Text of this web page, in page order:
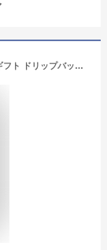
カフェインレス コーヒー 10g 出産祝い お祝い ギフト ドリップバッグ オシャレ お試し 大容量 デカフェ ディカフェ 珈琲 コーヒーバッグ アイスコーヒー ドリップコーヒー 個包装 手土産 妊婦 ギフト プレゼント コーヒーギフト プチギフト パック ドリップパック 自社